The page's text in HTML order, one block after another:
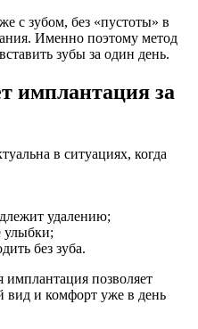
с зубом, без «пустоты» в
Именно поэтому метод
зубы за один день.
имплантация за
в ситуациях, когда
удалению;
улыбки;
без зуба.
имплантация позволяет
и комфорт уже в день